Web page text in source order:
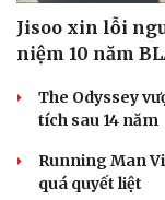
Jisoo xin lỗi
niệm 10 năm
The Odyssey
tích sau 14 năm
Running Man
quá quyết liệt